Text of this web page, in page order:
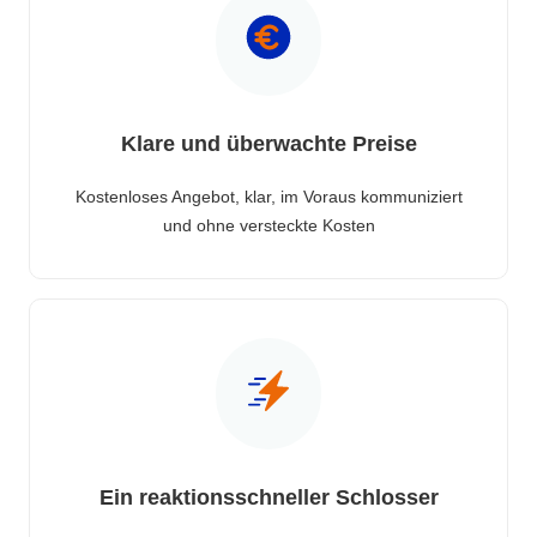
Klare und überwachte Preise
Kostenloses Angebot, klar, im Voraus kommuniziert
und ohne versteckte Kosten
Ein reaktionsschneller Schlosser